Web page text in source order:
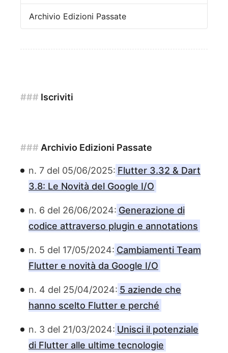
Archivio Edizioni Passate
### Iscriviti
### Archivio Edizioni Passate
n. 7 del 05/06/2025: Flutter 3.32 & Dart
3.8: Le Novità del Google I/O
n. 6 del 26/06/2024: Generazione di
codice attraverso plugin e annotations
n. 5 del 17/05/2024: Cambiamenti Team
Flutter e novità da Google I/O
n. 4 del 25/04/2024: 5 aziende che
hanno scelto Flutter e perché
n. 3 del 21/03/2024: Unisci il potenziale
di Flutter alle ultime tecnologie